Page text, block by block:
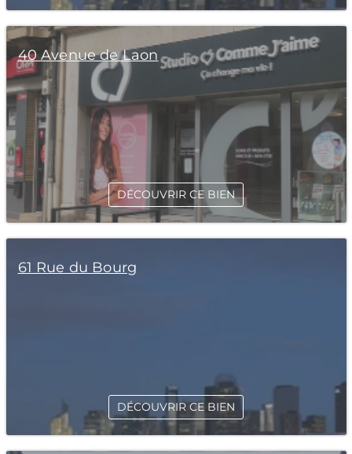
40 Avenue de Laon
DÉCOUVRIR CE BIEN
61 Rue du Bourg
DÉCOUVRIR CE BIEN